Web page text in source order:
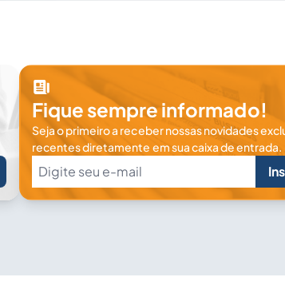
Fique sempre informado!
Seja o primeiro a receber nossas novidades
recentes diretamente em sua caixa de entrada.